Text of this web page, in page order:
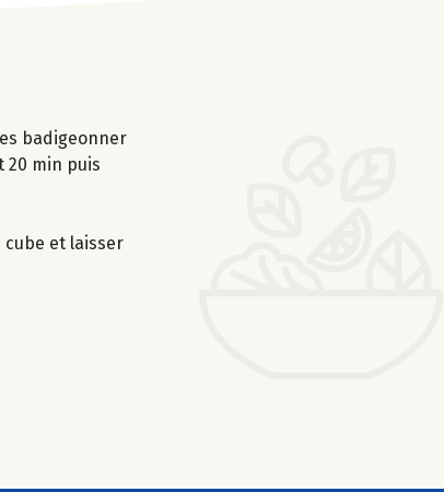
badigeonner
20 min puis
cube et laisser